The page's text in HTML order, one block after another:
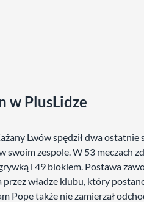
w PlusLidze
Lwów spędził dwa ostatnie
swoim zespole. W 53 meczach
i 49 blokiem. Postawa
władze klubu, który
Pope także nie zamierzał